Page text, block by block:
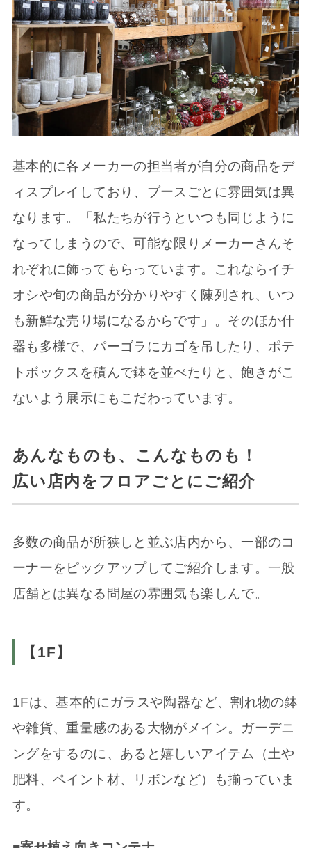
基本的に各メーカーの担当者が自分の商品をデ
ィスプレイしており、ブースごとに雰囲気は異
なります。「私たちが行うといつも同じように
なってしまうので、可能な限りメーカーさんそ
れぞれに飾ってもらっています。これならイチ
オシや旬の商品が分かりやすく陳列され、いつ
も新鮮な売り場になるからです」。そのほか什
器も多様で、パーゴラにカゴを吊したり、ポテ
トボックスを積んで鉢を並べたりと、飽きがこ
ないよう展示にもこだわっています。
あんなものも、こんなものも！
広い店内をフロアごとにご紹介
多数の商品が所狭しと並ぶ店内から、一部のコ
ーナーをピックアップしてご紹介します。一般
店舗とは異なる問屋の雰囲気も楽しんで。
【1F】
1Fは、基本的にガラスや陶器など、割れ物の鉢
や雑貨、重量感のある大物がメイン。ガーデニ
ングをするのに、あると嬉しいアイテム（土や
肥料、ペイント材、リボンなど）も揃っていま
す。